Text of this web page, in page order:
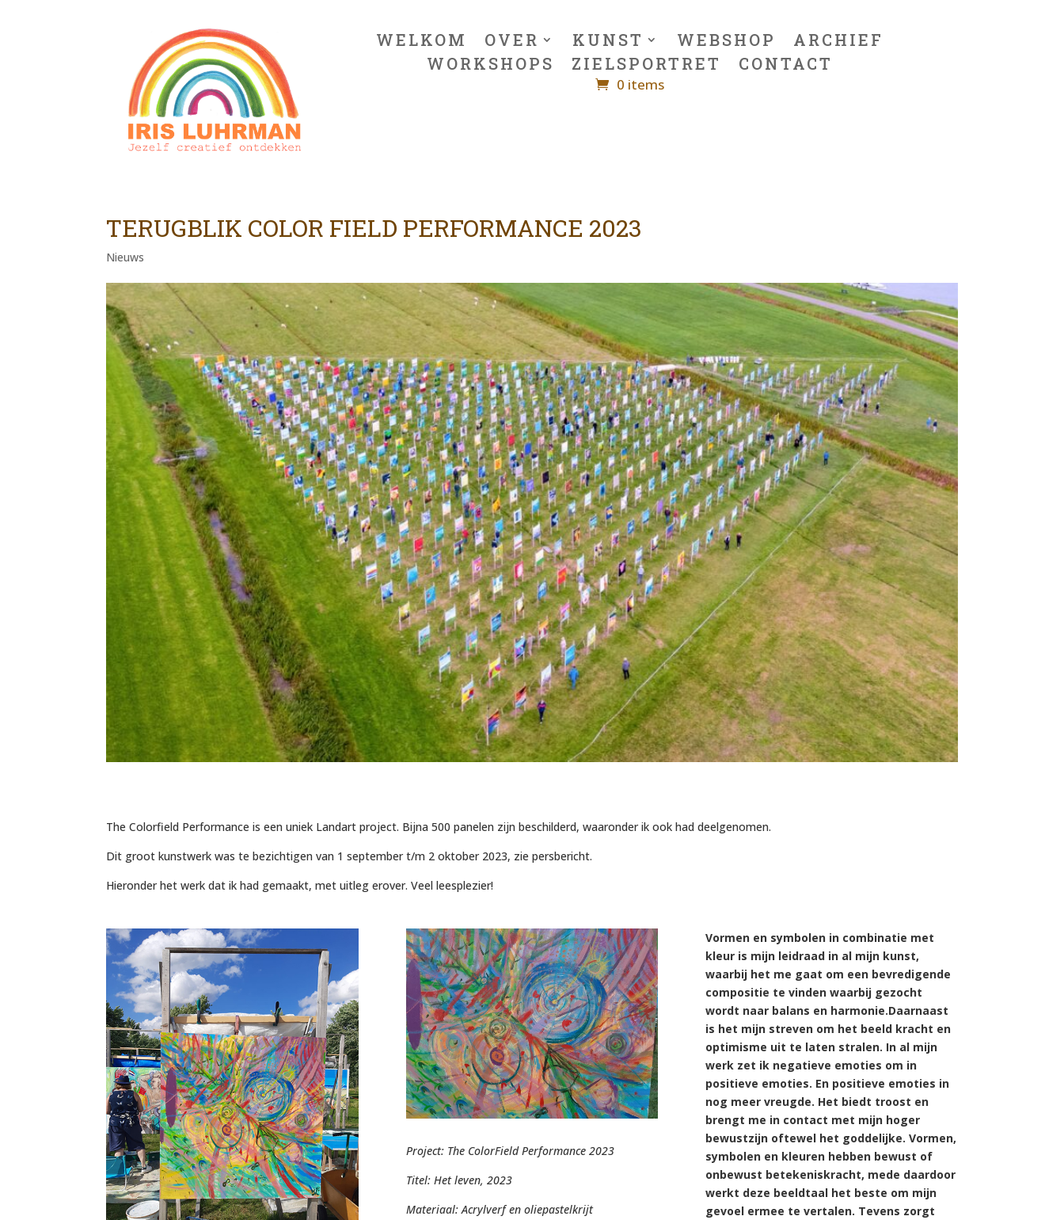
WELKOM OVER KUNST WEBSHOP
ARCHIEF
WORKSHOPS
ZIELSPORTRET CONTACT
0 items
TERUGBLIK COLOR FIELD PERFORMANCE 2023
Nieuws
The Colorfield Performance is een uniek Landart project. Bijna 500 panelen zijn beschilderd, waaronder ik ook had deelgenomen.
Dit groot kunstwerk was te bezichtigen van 1 september t/m 2 oktober 2023, zie persbericht.
Hieronder het werk dat ik had gemaakt, met uitleg erover. Veel leesplezier!
Project: The ColorField Performance 2023
Titel: Het leven, 2023
Materiaal: Acrylverf en oliepastelkrijt
Vormen en symbolen in combinatie met
kleur is mijn leidraad in al mijn kunst,
waarbij het me gaat om een bevredigende
compositie te vinden waarbij gezocht
wordt naar balans en harmonie.Daarnaast
is het mijn streven om het beeld kracht en
optimisme uit te laten stralen. In al mijn
werk zet ik negatieve emoties om in
positieve emoties. En positieve emoties in
nog meer vreugde. Het biedt troost en
brengt me in contact met mijn hoger
bewustzijn oftewel het goddelijke. Vormen,
symbolen en kleuren hebben bewust of
onbewust betekeniskracht, mede daardoor
werkt deze beeldtaal het beste om mijn
gevoel ermee te vertalen. Tevens zorgt